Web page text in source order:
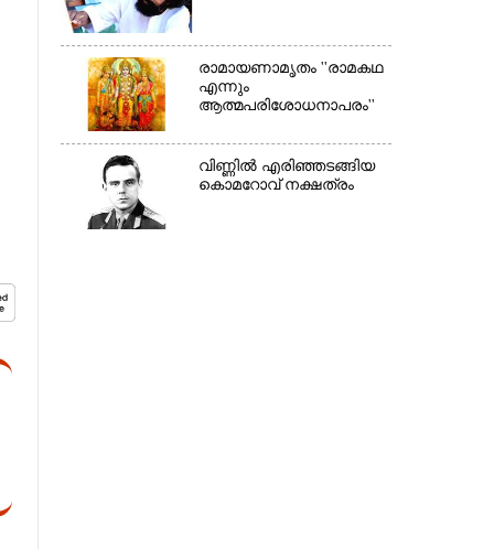
രാമായണാമൃതം ''രാമകഥ
എന്നും
ആത്മപരിശോധനാപരം''
വി​ണ്ണി​ൽ​ ​എ​രി​ഞ്ഞ​ട​ങ്ങിയ
കൊ​മ​റോ​വ് ​ന​ക്ഷ​ത്രം